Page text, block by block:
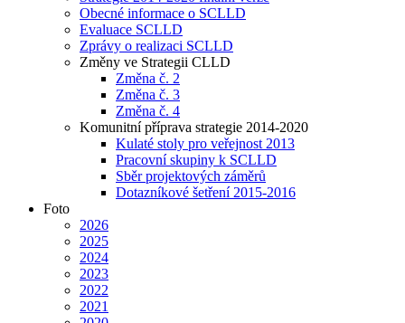
Obecné informace o SCLLD
Evaluace SCLLD
Zprávy o realizaci SCLLD
Změny ve Strategii CLLD
Změna č. 2
Změna č. 3
Změna č. 4
Komunitní příprava strategie 2014-2020
Kulaté stoly pro veřejnost 2013
Pracovní skupiny k SCLLD
Sběr projektových záměrů
Dotazníkové šetření 2015-2016
Foto
2026
2025
2024
2023
2022
2021